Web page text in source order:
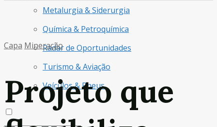
Metalurgia & Siderurgia
Química & Petroquímica
Radar de Oportunidades
Turismo & Aviação
Veículos & Pneus
Capa Mineração
Projeto que